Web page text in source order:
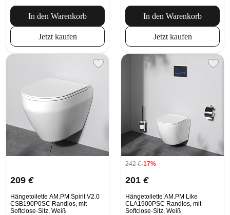
In den Warenkorb
Jetzt kaufen
In den Warenkorb
Jetzt kaufen
209 €
Hängetoilette AM.PM Spirit V2.0
CSB190P0SC Randlos, mit
Softclose-Sitz, Weiß
242€-17%
201 €
Hängetoilette AM.PM Like
CLA1900PSC Randlos, mit
Softclose-Sitz, Weiß